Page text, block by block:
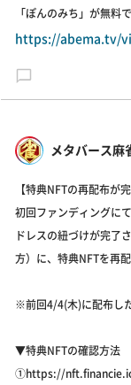
「ぽんのみち」が無料
https://abema.tv/
メタバース麻
【特典NFTの再配布が
初回ファンディングに
ドレスの紐づけが完了
方）に、特典NFTを再
※前回4/4(木)に配布し
▼特典NFTの確認方法
①https://